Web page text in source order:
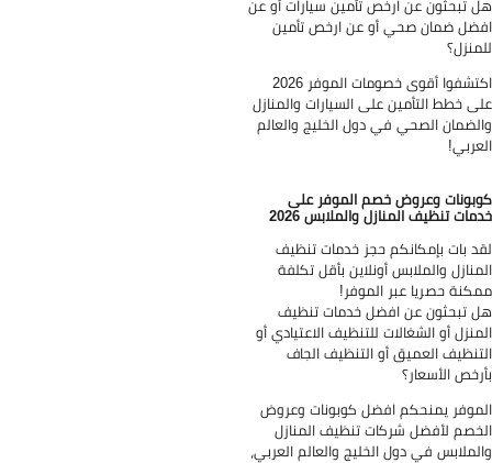
تبحثون عن ارخص تأمين سيارات أو عن
ضمان صحي أو عن ارخص تأمين
اكتشفوا أقوى خصومات الموفر 2026
خطط التأمين على السيارات والمنازل
الصحي في دول الخليج والعالم
وعروض خصم الموفر على
تنظيف المنازل والملابس 2026
بات بإمكانكم حجز خدمات تنظيف
والملابس أونلاين بأقل تكلفة
حصريا عبر الموفر!
تبحثون عن افضل خدمات تنظيف
أو الشغالات للتنظيف الاعتيادي أو
العميق أو التنظيف الجاف
الأسعار؟
يمنحكم افضل كوبونات وعروض
لأفضل شركات تنظيف المنازل
في دول الخليج والعالم العربي،